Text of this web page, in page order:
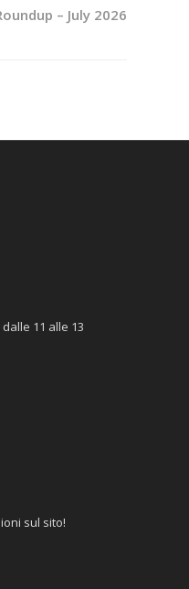
– July 2026
11 alle 13
sul sito!